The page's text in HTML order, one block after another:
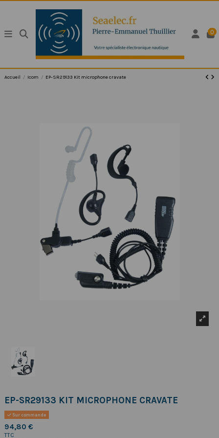
0
Accueil Icom EP-SR29133 Kit microphone cravate
EP-SR29133 KIT MICROPHONE CRAVATE
Sur commande
94,80 €
TTC